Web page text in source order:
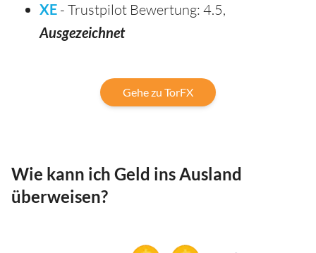
XE - Trustpilot Bewertung: 4.5,
Ausgezeichnet
Gehe zu TorFX
Wie kann ich Geld ins Ausland
überweisen?